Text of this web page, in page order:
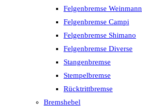
Felgenbremse Weinmann
Felgenbremse Campi
Felgenbremse Shimano
Felgenbremse Diverse
Stangenbremse
Stempelbremse
Rücktrittbremse
Bremshebel